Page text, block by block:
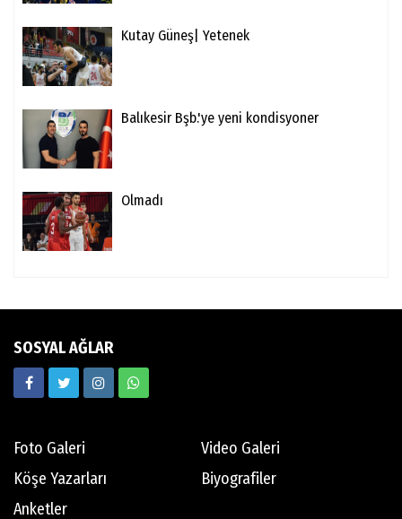
Kutay Güneş| Yetenek
Balıkesir Bşb.'ye yeni kondisyoner
Olmadı
SOSYAL AĞLAR
Foto Galeri
Video Galeri
Köşe Yazarları
Biyografiler
Anketler